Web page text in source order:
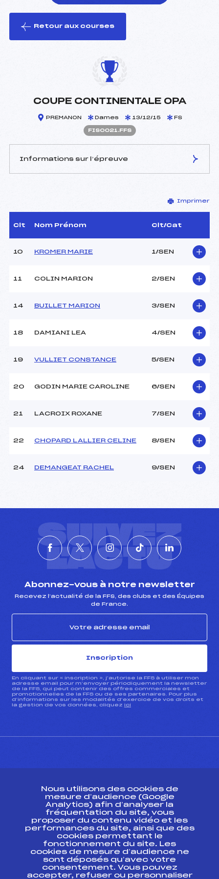
le ski
Retour aux courses
COUPE CONTINENTALE OPA
PREMANON Dames 13/12/15 FS
FIS0021.FFS
Informations sur l’épreuve
–
D.T Adjoint :
–
Dir. Epreuve :
CARACTÉRISTIQUES DE LA PISTE
PREMANON
10 km
Point Bas :
800
SEN
Imprimer
Clt Nom Prénom Clt/Cat
10 KROMER MARIE 1/SEN
11 COLIN MARION 2/SEN
14 BUILLET MARION 3/SEN
18 DAMIANI LEA 4/SEN
19 VULLIET CONSTANCE 5/SEN
20 GODIN MARIE CAROLINE 6/SEN
21 LACROIX ROXANE 7/SEN
22 CHOPARD LALLIER CELINE 8/SEN
24 DEMANGEAT RACHEL 9/SEN
SUIVEZ
L'ACTU
Abonnez-vous à notre newsletter
Recevez l’actualité de la FFS, des clubs et des Équipes
de France.
Inscription
En cliquant sur « inscription », j’autorise la FFS à utiliser mon
adresse email pour m’envoyer périodiquement la newsletter
de la FFS, qui peut contenir des offres commerciales et
promotionnelles de la FFS ou de ses partenaires. Pour plus
d’informations sur les modalités d’exercice de vos droits et
la gestion de vos données, cliquez ici
Ressources
Pass’Neige
Projet sportif fédéral
Projet de performance fédéral
Antidopage
Pôle Développement, Formation, Suivi
Nous utilisons des cookies de
mesure d’audience (Google
Analytics) afin d’analyser la
fréquentation du site, vous
proposer du contenu vidéo et les
performances du site, ainsi que des
cookies permettant le
fonctionnement du site. Les
cookies de mesure d’audience ne
sont déposés qu’avec votre
consentement. Vous pouvez
accepter, refuser ou personnaliser